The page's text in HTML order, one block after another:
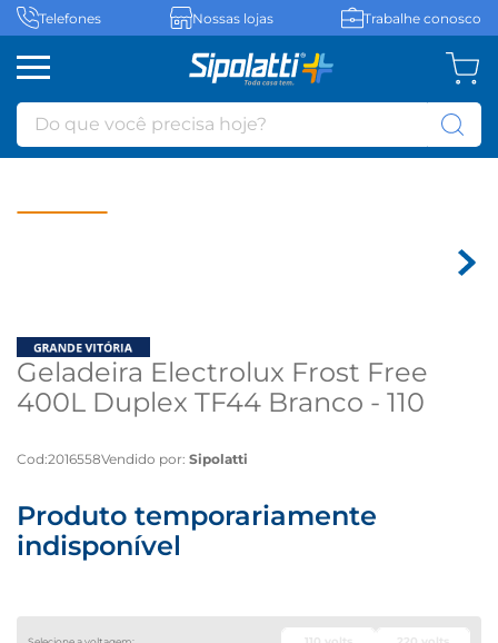
Telefones Nossas lojas Trabalhe conosco
Do que você precisa hoje?
Geladeira Electrolux Frost Free
400L Duplex TF44 Branco - 110
Cod:2016558Vendido por: Sipolatti
Produto temporariamente
indisponível